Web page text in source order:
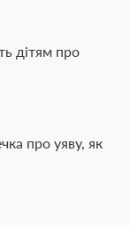
дітям про
про уяву, як